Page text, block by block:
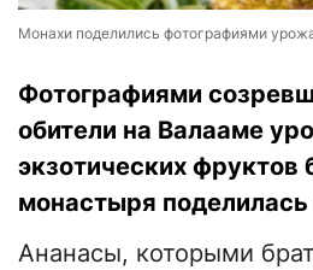
Монахи поделились фотографиями
Фотографиями
обители на Валааме
экзотических фруктов
монастыря поделилась
Ананасы, которыми